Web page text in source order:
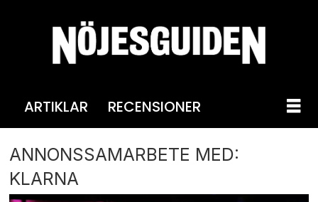
ARTIKLAR RECENSIONER
ANNONSSAMARBETE MED:
KLARNA